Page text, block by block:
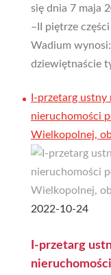
się dnia 7 maja
–II piętrze
Wadium
dziewiętnaście
I-przetarg ustny
nieruchomości
Wielkopolnej,
2022-10-24
I-przetarg